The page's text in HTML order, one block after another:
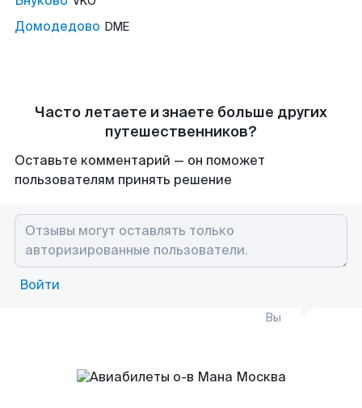
Домодедово DME
Часто летаете и знаете больше других
путешественников?
Оставьте комментарий — он поможет
пользователям принять решение
Войти
Вы